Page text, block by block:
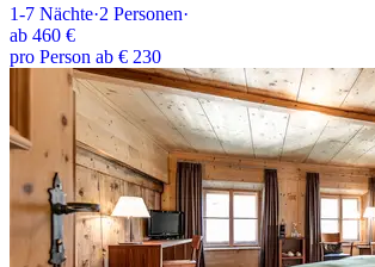
1-7 Nächte·2 Personen·
ab 460 €
pro Person ab € 230